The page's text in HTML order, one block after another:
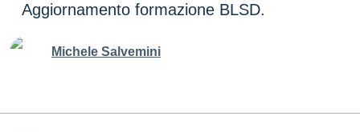
Aggiornamento formazione BLSD.
Michele Salvemini